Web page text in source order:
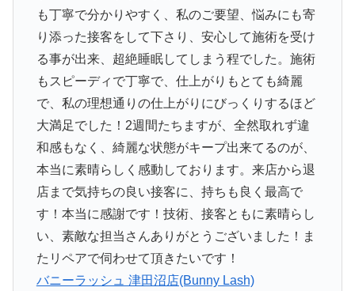
も丁寧で分かりやすく、私のご要望、悩みにも寄
り添った接客をして下さり、安心して施術を受け
る事が出来、超絶睡眠してしまう程でした。施術
もスピーディで丁寧で、仕上がりもとても綺麗
で、私の理想通りの仕上がりにびっくりするほど
大満足でした！2週間たちますが、全然取れず違
和感もなく、綺麗な状態がキープ出来てるのが、
本当に素晴らしく感動しております。来店から退
店まで気持ちの良い接客に、持ちも良く最高で
す！本当に感謝です！技術、接客ともに素晴らし
い、素敵な担当さんありがとうございました！ま
たリペアで伺わせて頂きたいです！
バニーラッシュ 津田沼店(Bunny Lash)